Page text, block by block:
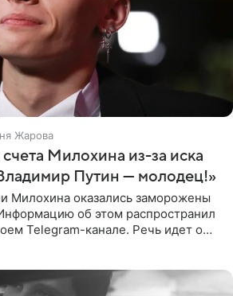
Жарова
Милохина из-за иска
Путин — молодец!»
Милохина оказались заморожены
об этом распространил
Telegram-канале. Речь идет о